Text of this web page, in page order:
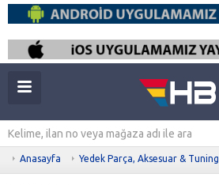
Anasayfa Yedek Parça, Aksesuar & Tuning